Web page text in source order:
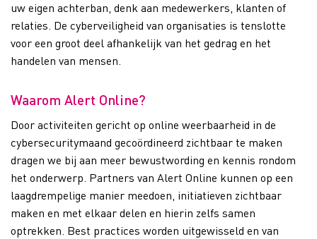
uw eigen achterban, denk aan medewerkers, klanten of
relaties. De cyberveiligheid van organisaties is tenslotte
voor een groot deel afhankelijk van het gedrag en het
handelen van mensen.
Waarom Alert Online?
Door activiteiten gericht op online weerbaarheid in de
cybersecuritymaand gecoördineerd zichtbaar te maken
dragen we bij aan meer bewustwording en kennis rondom
het onderwerp. Partners van Alert Online kunnen op een
laagdrempelige manier meedoen, initiatieven zichtbaar
maken en met elkaar delen en hierin zelfs samen
optrekken. Best practices worden uitgewisseld en van